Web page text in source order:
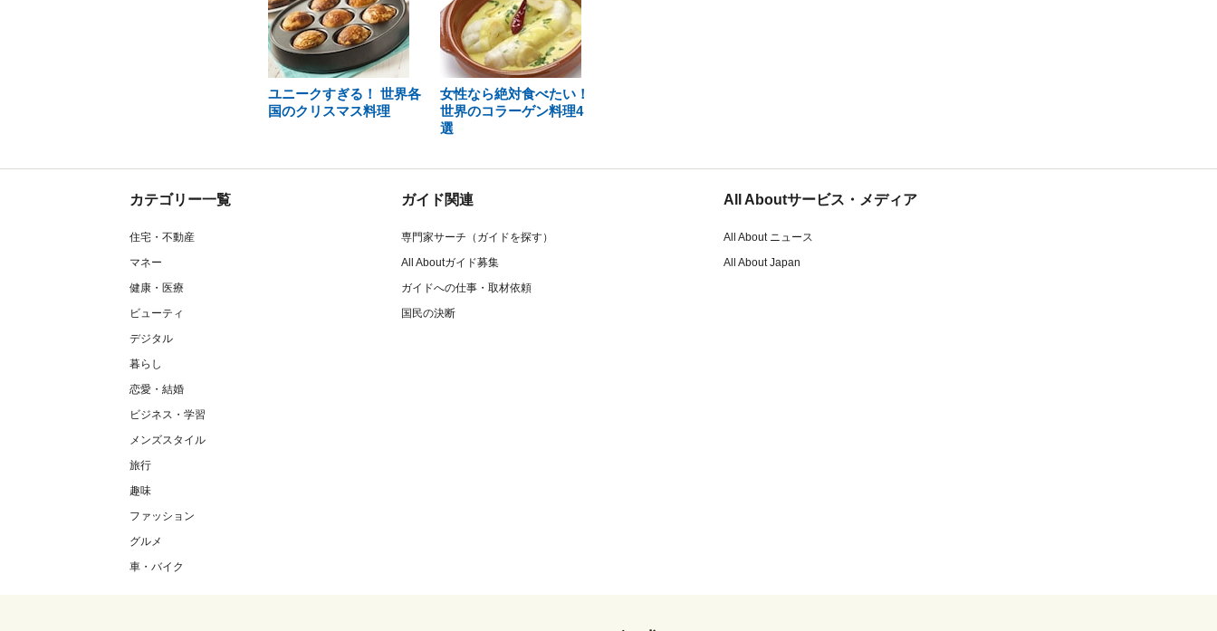
ユニークすぎる！ 世界各
国のクリスマス料理
女性なら絶対食べたい！
世界のコラーゲン料理4
選
カテゴリー一覧
住宅・不動産
マネー
健康・医療
ビューティ
デジタル
暮らし
恋愛・結婚
ビジネス・学習
メンズスタイル
旅行
趣味
ファッション
グルメ
車・バイク
ガイド関連
専門家サーチ（ガイドを探す）
All Aboutガイド募集
ガイドへの仕事・取材依頼
国民の決断
All Aboutサービス・メディア
All About ニュース
All About Japan